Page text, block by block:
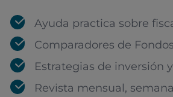
Ayuda practica sobre
Comparadores de
Estrategias de inversión
Revista mensual,